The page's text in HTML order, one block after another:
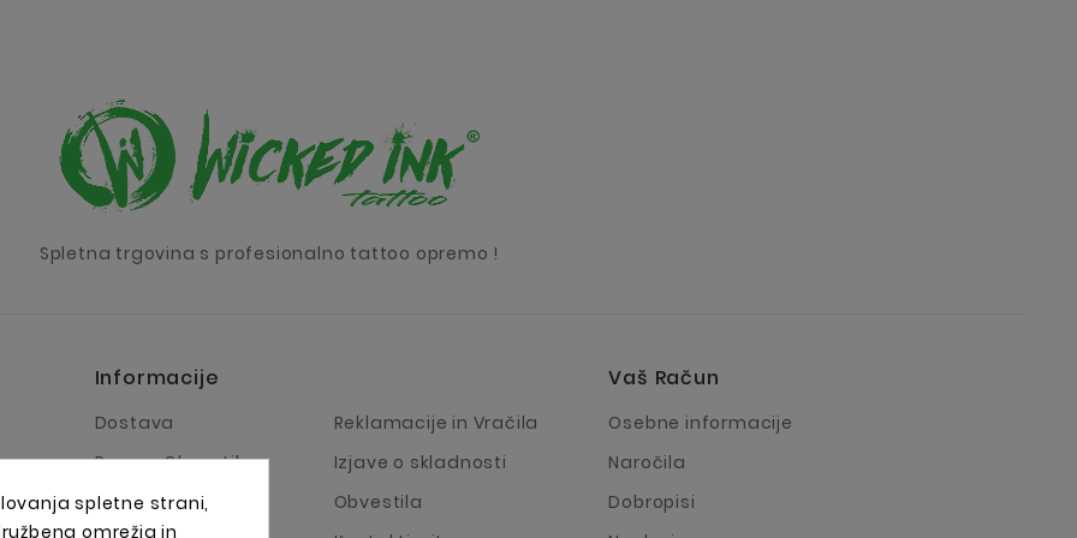
Spletna trgovina s profesionalno tattoo opremo !
Informacije
Dostava
Pravno Obvestilo
Pogoji Poslovanja
Reklamacije in Vračila
Izjave o skladnosti
Obvestila
Vaš Račun
Osebne informacije
Naročila
Dobropisi
spletne strani,
omrežja in